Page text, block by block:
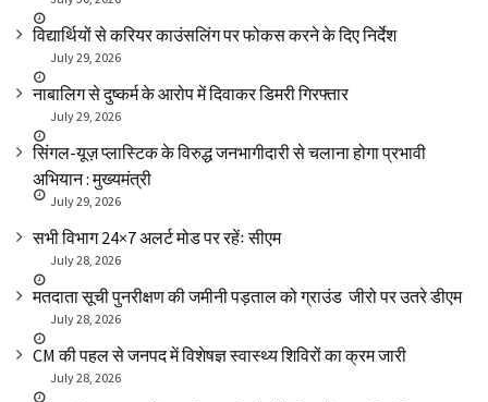
विद्यार्थियों से करियर काउंसलिंग पर फोकस करने के दिए निर्देश
July 29, 2026
नाबालिग से दुष्कर्म के आरोप में दिवाकर डिमरी गिरफ्तार
July 29, 2026
सिंगल-यूज़ प्लास्टिक के विरुद्ध जनभागीदारी से चलाना होगा प्रभावी
अभियान : मुख्यमंत्री
July 29, 2026
सभी विभाग 24×7 अलर्ट मोड पर रहेंः सीएम
July 28, 2026
मतदाता सूची पुनरीक्षण की जमीनी पड़ताल को ग्राउंड जीरो पर उतरे डीएम
July 28, 2026
CM की पहल से जनपद में विशेषज्ञ स्वास्थ्य शिविरों का क्रम जारी
July 28, 2026